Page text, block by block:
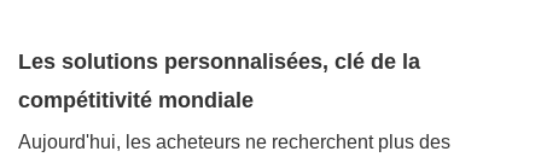
Les solutions personnalisées, clé de la
compétitivité mondiale
Aujourd'hui, les acheteurs ne recherchent plus des